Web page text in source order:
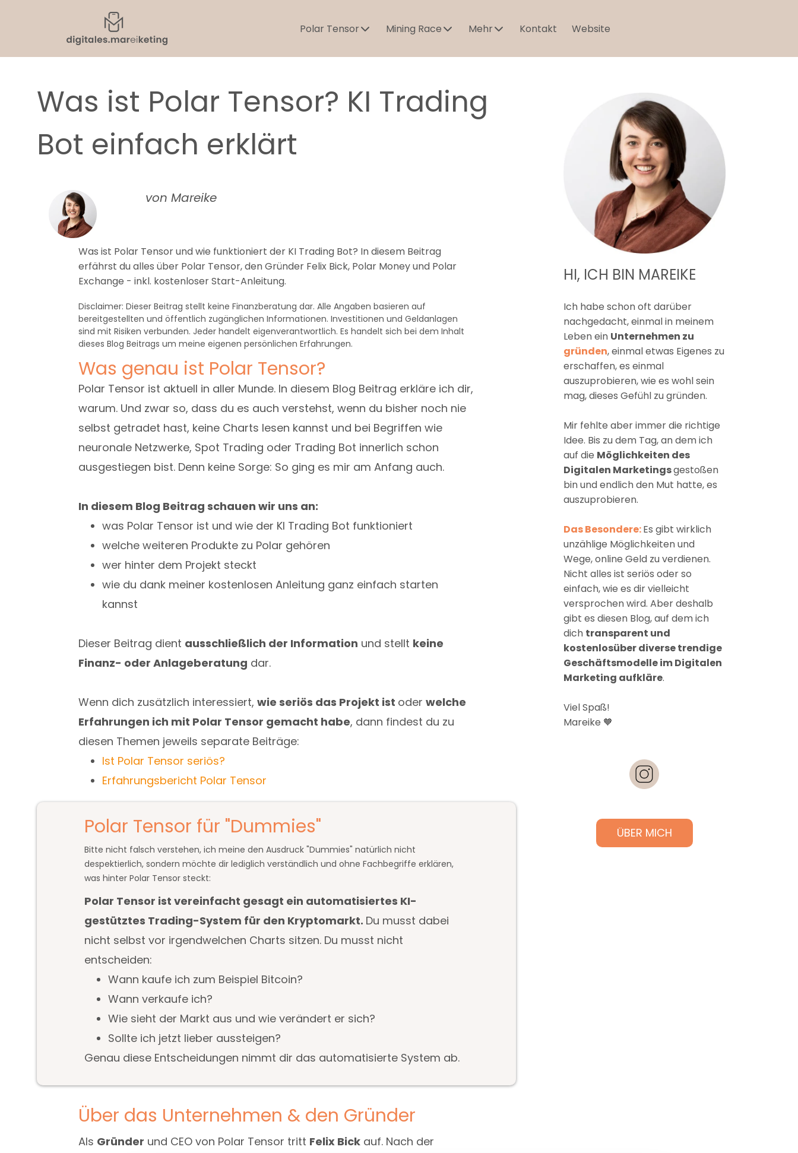
Polar Tensor Mining Race Mehr Kontakt Website
Was ist Polar Tensor? KI Trading
Bot einfach erklärt
von Mareike
Was ist Polar Tensor und wie funktioniert der KI Trading Bot? In diesem Beitrag
erfährst du alles über Polar Tensor, den Gründer Felix Bick, Polar Money und Polar
Exchange - inkl. kostenloser Start-Anleitung.
Disclaimer: Dieser Beitrag stellt keine Finanzberatung dar. Alle Angaben basieren auf
bereitgestellten und öffentlich zugänglichen Informationen. Investitionen und Geldanlagen
sind mit Risiken verbunden. Jeder handelt eigenverantwortlich. Es handelt sich bei dem Inhalt
dieses Blog Beitrags um meine eigenen persönlichen Erfahrungen.
Was genau ist Polar Tensor?
Polar Tensor ist aktuell in aller Munde. In diesem Blog Beitrag erkläre ich dir,
warum. Und zwar so, dass du es auch verstehst, wenn du bisher noch nie
selbst getradet hast, keine Charts lesen kannst und bei Begriffen wie
neuronale Netzwerke, Spot Trading oder Trading Bot innerlich schon
ausgestiegen bist. Denn keine Sorge: So ging es mir am Anfang auch.
In diesem Blog Beitrag schauen wir uns an:
was Polar Tensor ist und wie der KI Trading Bot funktioniert
welche weiteren Produkte zu Polar gehören
wer hinter dem Projekt steckt
wie du dank meiner kostenlosen Anleitung ganz einfach starten
kannst
Dieser Beitrag dient ausschließlich der Information und stellt keine
Finanz- oder Anlageberatung dar.
Wenn dich zusätzlich interessiert, wie seriös das Projekt ist oder welche
Erfahrungen ich mit Polar Tensor gemacht habe, dann findest du zu
diesen Themen jeweils separate Beiträge:
Ist Polar Tensor seriös?
Erfahrungsbericht Polar Tensor
Polar Tensor für "Dummies"
Bitte nicht falsch verstehen, ich meine den Ausdruck "Dummies" natürlich nicht
despektierlich, sondern möchte dir lediglich verständlich und ohne Fachbegriffe erklären,
was hinter Polar Tensor steckt:
Polar Tensor ist vereinfacht gesagt ein automatisiertes KI-
gestütztes Trading-System für den Kryptomarkt. Du musst dabei
nicht selbst vor irgendwelchen Charts sitzen. Du musst nicht
entscheiden:
Wann kaufe ich zum Beispiel Bitcoin?
Wann verkaufe ich?
Wie sieht der Markt aus und wie verändert er sich?
Sollte ich jetzt lieber aussteigen?
Genau diese Entscheidungen nimmt dir das automatisierte System ab.
Über das Unternehmen & den Gründer
Als Gründer und CEO von Polar Tensor tritt Felix Bick auf. Nach der
HI, ICH BIN MAREIKE
Ich habe schon oft darüber
nachgedacht, einmal in meinem
Leben ein Unternehmen zu
gründen, einmal etwas Eigenes zu
erschaffen, es einmal
auszuprobieren, wie es wohl sein
mag, dieses Gefühl zu gründen.
Mir fehlte aber immer die richtige
Idee. Bis zu dem Tag, an dem ich
auf die Möglichkeiten des
Digitalen Marketingsgestoßen
bin und endlich den Mut hatte, es
auszuprobieren.
Das Besondere:Es gibt wirklich
unzählige Möglichkeiten und
Wege, online Geld zu verdienen.
Nicht alles ist seriös oder so
einfach, wie es dir vielleicht
versprochen wird. Aber deshalb
gibt es diesen Blog, auf dem ich
dich transparent und
kostenlosüber diverse trendige
Geschäftsmodelle im Digitalen
Marketing aufkläre.
Viel Spaß!
Mareike 🧡
ÜBER MICH